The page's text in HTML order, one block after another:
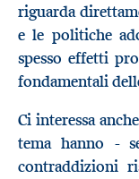
riguarda
e le politiche
spesso effetti
fondamentali
Ci interessa
tema hanno -
contraddizioni